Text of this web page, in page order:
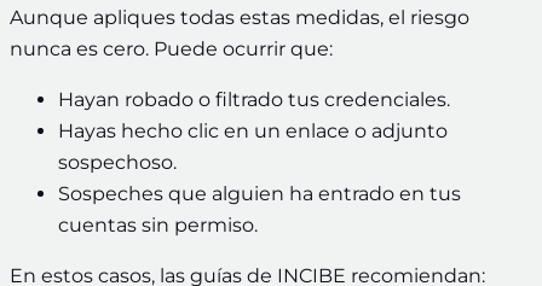
Aunque apliques todas estas medidas, el riesgo
nunca es cero. Puede ocurrir que:
Hayan robado o filtrado tus credenciales.
Hayas hecho clic en un enlace o adjunto
sospechoso.
Sospeches que alguien ha entrado en tus
cuentas sin permiso.
En estos casos, las guías de INCIBE recomiendan: